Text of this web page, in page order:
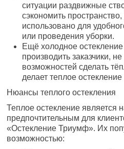
ситуации раздвижные
сэкономить
использовано для
или проведения уборки.
Ещё холодное
производить заказчики,
возможностей сделать
делает теплое
Нюансы теплого остекления
Теплое остекление является
предпочтительным для
«Остекление Триумф». Их
возможностью: